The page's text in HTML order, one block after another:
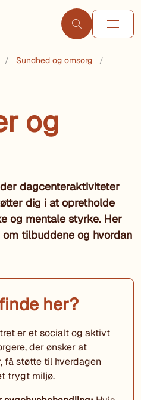
Sundhed og omsorg
og
dagcenteraktiviteter
dig i at opretholde
og mentale styrke. Her
tilbuddene og hvordan
her?
er et socialt og aktivt
der ønsker at
få støtte til hverdagen
trygt miljø.